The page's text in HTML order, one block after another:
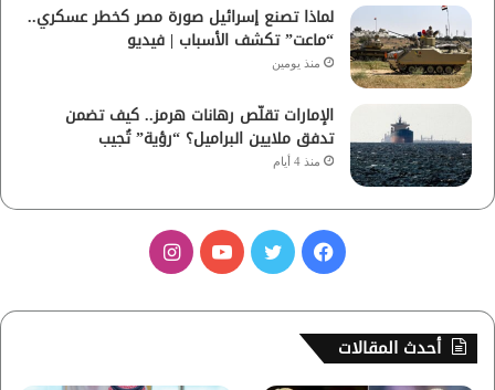
لماذا تصنع إسرائيل صورة مصر كخطر عسكري..
“ماعت” تكشف الأسباب | فيديو
منذ يومين
الإمارات تقلّص رهانات هرمز.. كيف تضمن
تدفق ملايين البراميل؟ “رؤية” تُجيب
منذ 4 أيام
س
ب
ي
ت
أحدث المقالات